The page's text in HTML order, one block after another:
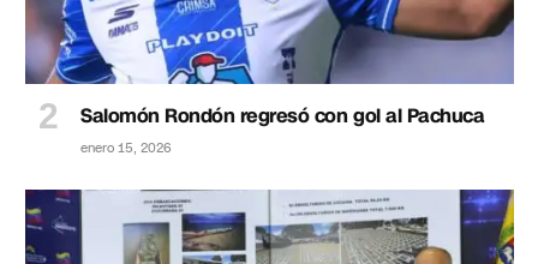
Salomón Rondón regresó con gol al Pachuca
enero 15, 2026